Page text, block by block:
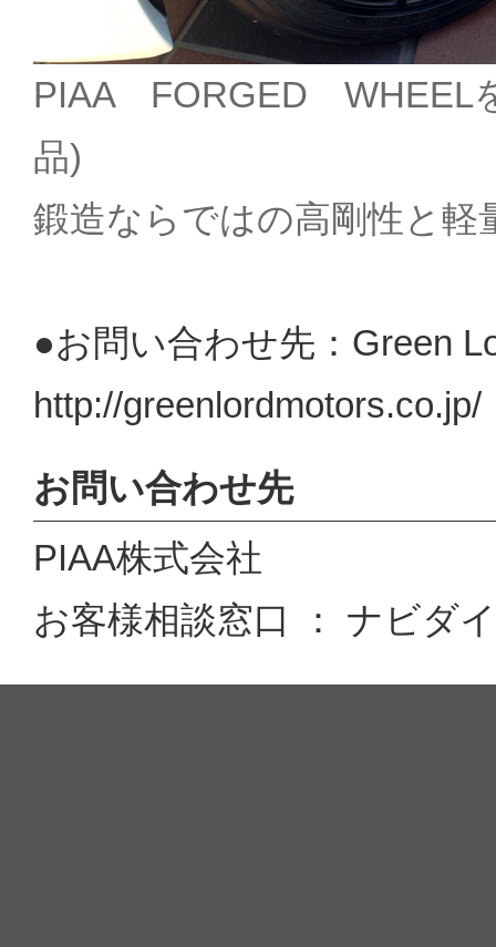
PIAA FORGED WHEEL
品)
鍛造ならではの高剛性と軽
●お問い合わせ先：
http://greenlordmotors.co.jp/
お問い合わせ先
PIAA株式会社
お客様相談窓口 ： ナビダ